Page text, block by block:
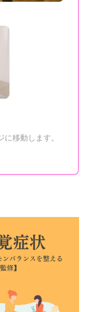
移動します。